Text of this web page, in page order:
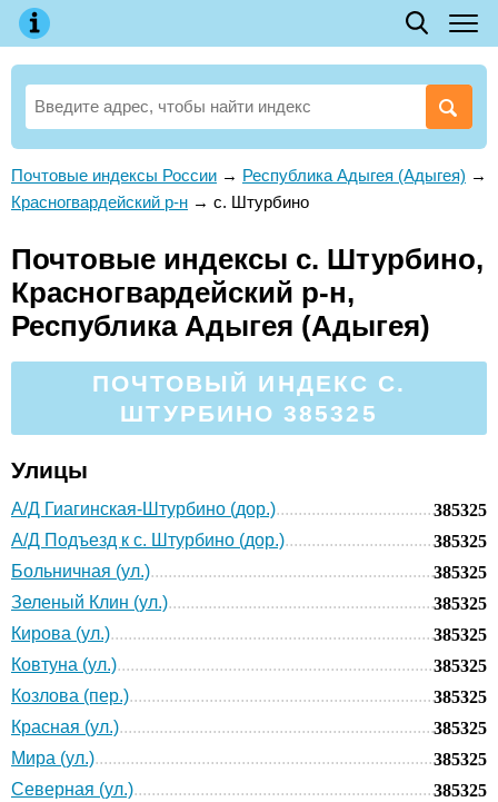
Почтовые индексы России → Республика Адыгея (Адыгея) →
Красногвардейский р-н → с. Штурбино
Почтовые индексы с. Штурбино,
Красногвардейский р-н,
Республика Адыгея (Адыгея)
ПОЧТОВЫЙ ИНДЕКС С.
ШТУРБИНО 385325
Улицы
А/Д Гиагинская-Штурбино (дор.)
385325
А/Д Подъезд к с. Штурбино (дор.)
385325
Больничная (ул.)
385325
Зеленый Клин (ул.)
385325
Кирова (ул.)
385325
Ковтуна (ул.)
385325
Козлова (пер.)
385325
Красная (ул.)
385325
Мира (ул.)
385325
Северная (ул.)
385325